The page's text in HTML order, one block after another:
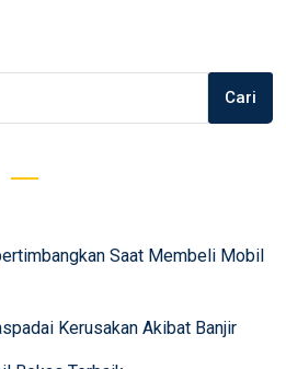
Cari
Saat Membeli Mobil
Kerusakan Akibat Banjir